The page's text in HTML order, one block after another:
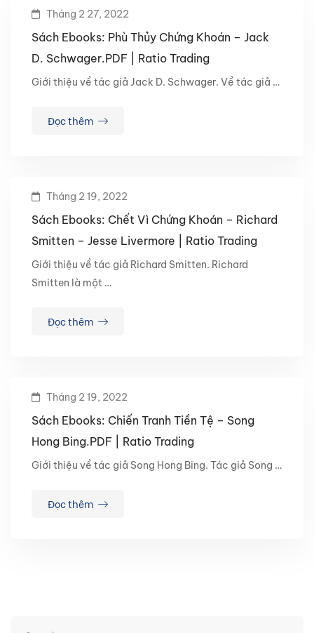
Tháng 2 27, 2022
Sách Ebooks: Phù Thủy Chứng Khoán – Jack
D. Schwager.PDF | Ratio Trading
Giới thiệu về tác giả Jack D. Schwager. Về tác giả …
Đọc thêm
Tháng 2 19, 2022
Sách Ebooks: Chết Vì Chứng Khoán – Richard
Smitten – Jesse Livermore | Ratio Trading
Giới thiệu về tác giả Richard Smitten. Richard
Smitten là một …
Đọc thêm
Tháng 2 19, 2022
Sách Ebooks: Chiến Tranh Tiền Tệ – Song
Hong Bing.PDF | Ratio Trading
Giới thiệu về tác giả Song Hong Bing. Tác giả Song …
Đọc thêm